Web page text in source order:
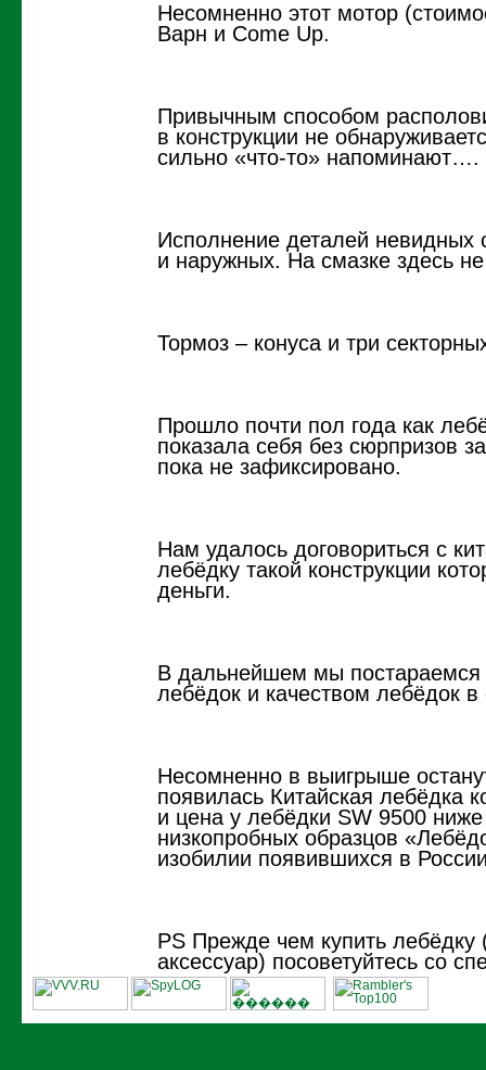
Несомненно этот мотор
Варн и Come Up.
Привычным способом
в конструкции не
сильно «что-то» напоминают….
Исполнение деталей невидных
и наружных. На смазке здесь
Тормоз – конуса и три
Прошло почти пол года как
показала себя без сюрпризов
пока не зафиксировано.
Нам удалось договориться с
лебёдку такой конструкции
деньги.
В дальнейшем мы постараемся
лебёдок и качеством лебёдок
Несомненно в выигрыше
появилась Китайская лебёдка
и цена у лебёдки SW 9500
низкопробных образцов
изобилии появившихся в
PS Прежде чем купить
аксессуар) посоветуйтесь со